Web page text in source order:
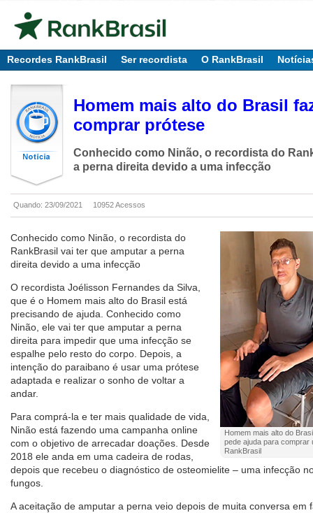
Recordes RankBrasil Ser recordista O RankBrasil
Homem mais alto do Brasil
comprar prótese
Conhecido como Ninão, o recordista do
a perna direita devido a uma infecção
Quando: 23/09/2021 10952 Acessos
Homem mais alto do
pede ajuda para comprar
RankBrasil
Conhecido como Ninão, o recordista do
RankBrasil vai ter que amputar a perna
direita devido a uma infecção
O recordista Joélisson Fernandes da Silva,
que é o Homem mais alto do Brasil está
precisando de ajuda. Conhecido como
Ninão, ele vai ter que amputar a perna
direita para impedir que uma infecção se
espalhe pelo resto do corpo. Depois, a
intenção do paraibano é usar uma prótese
adaptada e realizar o sonho de voltar a
andar.
Para comprá-la e ter mais qualidade de vida,
Ninão está fazendo uma campanha online
com o objetivo de arrecadar doações. Desde
2018 ele anda em uma cadeira de rodas,
depois que recebeu o diagnóstico de osteomielite – uma infecção
fungos.
A aceitação de amputar a perna veio depois de muita conversa em